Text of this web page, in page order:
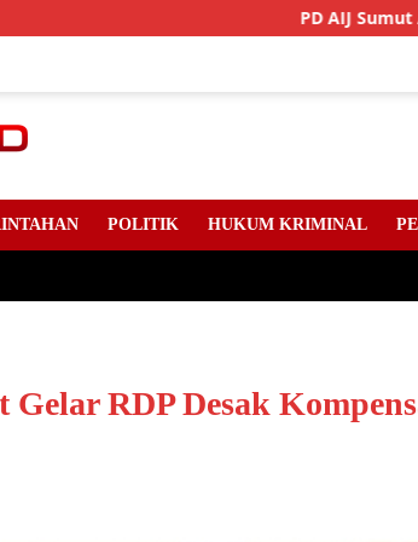
PD AIJ Sumut Amankan
POLITIK HUKUM KRIMINAL
RDP Desak